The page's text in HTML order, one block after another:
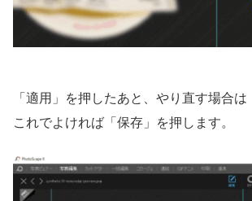
「適用」を押したあと、やり直す場合は
これでよければ「保存」を押します。